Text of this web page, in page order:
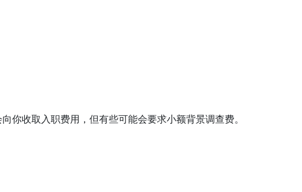
你收取入职费用，但有些可能会要求小额背景调查费。